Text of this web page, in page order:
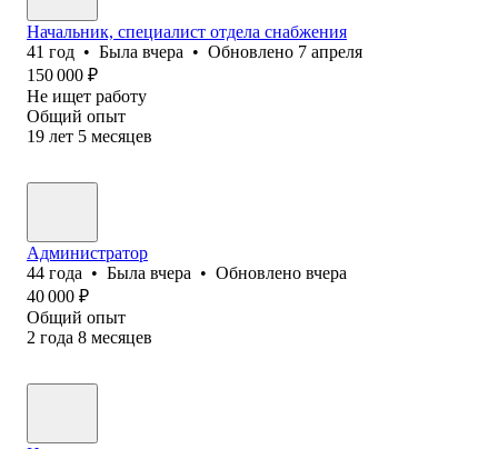
Начальник, специалист отдела снабжения
41 год • Была вчера • Обновлено 7 апреля
150 000 ₽
Не ищет работу
Общий опыт
19 лет 5 месяцев
Администратор
44 года • Была вчера • Обновлено вчера
40 000 ₽
Общий опыт
2 года 8 месяцев